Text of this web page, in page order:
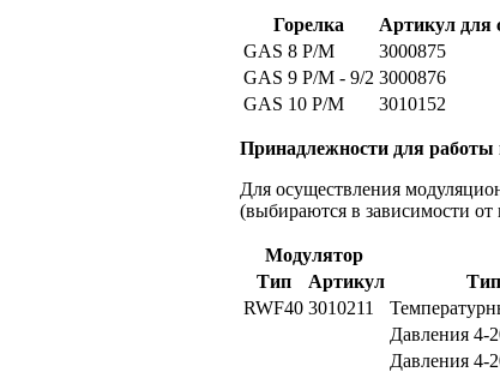
Горелка Артикул для
GAS 8 P/M
3000875
GAS 9 P/M - 9/2 3000876
GAS 10 P/M
3010152
Принадлежности для
Для осуществления
(выбираются в зависимости от
Модулятор
Тип
Артикул Тип
RWF40 3010211
Давления 4-
Давления 4-